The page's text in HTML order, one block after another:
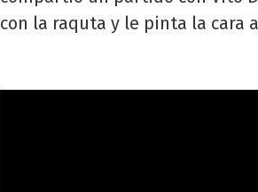
con la raquta y le pinta la cara